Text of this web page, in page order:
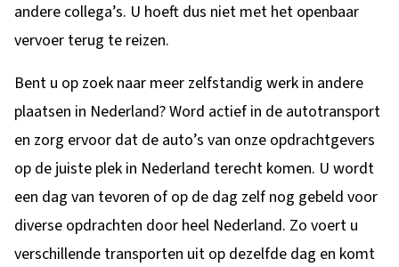
andere collega’s. U hoeft dus niet met het openbaar
vervoer terug te reizen.
Bent u op zoek naar meer zelfstandig werk in andere
plaatsen in Nederland? Word actief in de autotransport
en zorg ervoor dat de auto’s van onze opdrachtgevers
op de juiste plek in Nederland terecht komen. U wordt
een dag van tevoren of op de dag zelf nog gebeld voor
diverse opdrachten door heel Nederland. Zo voert u
verschillende transporten uit op dezelfde dag en komt